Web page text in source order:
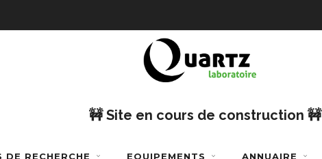
🚧 Site en cours de construction 🚧
DE RECHERCHE EQUIPEMENTS ANNUAIRE